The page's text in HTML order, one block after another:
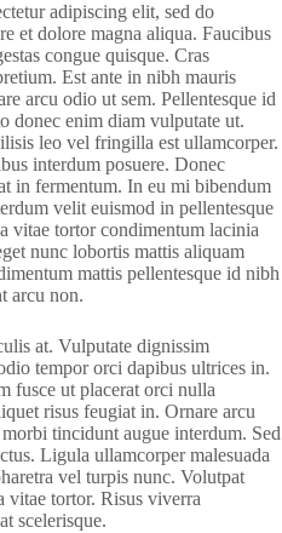
adipiscing elit, sed do
et dolore magna aliqua. Faucibus
congue quisque. Cras
Est ante in nibh mauris
arcu odio ut sem. Pellentesque id
donec enim diam vulputate ut.
leo vel fringilla est ullamcorper.
interdum posuere. Donec
in fermentum. In eu mi bibendum
velit euismod in pellentesque
vitae tortor condimentum lacinia
nunc lobortis mattis aliquam
mattis pellentesque id nibh
arcu non.
at. Vulputate dignissim
tempor orci dapibus ultrices in.
fusce ut placerat orci nulla
risus feugiat in. Ornare arcu
tincidunt augue interdum. Sed
Ligula ullamcorper malesuada
vel turpis nunc. Volutpat
vitae tortor. Risus viverra
scelerisque.